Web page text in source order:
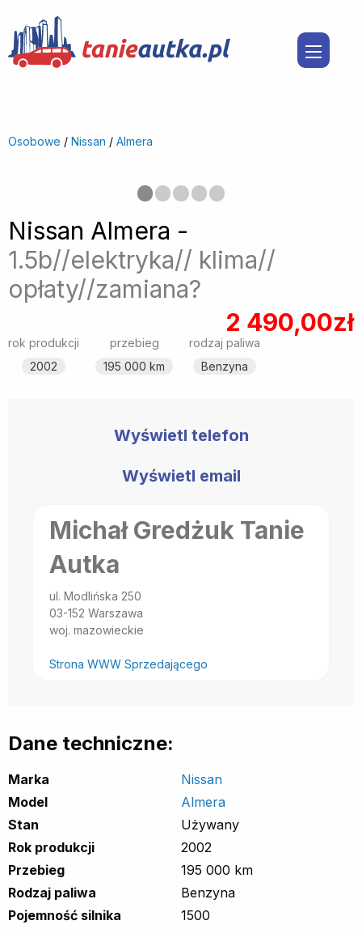
Osobowe / Nissan / Almera
Nissan Almera -
1.5b//elektryka// klima//
opłaty//zamiana?
2 490,00zł
rok produkcji
2002
przebieg
195 000 km
rodzaj paliwa
Benzyna
Wyświetl telefon
Wyświetl email
Michał Gredżuk Tanie
Autka
ul. Modlińska 250
03-152 Warszawa
woj. mazowieckie
Strona WWW Sprzedającego
Dane techniczne:
Marka
Nissan
Model
Almera
Stan
Używany
Rok produkcji
2002
Przebieg
195 000 km
Rodzaj paliwa
Benzyna
Pojemność silnika
1500